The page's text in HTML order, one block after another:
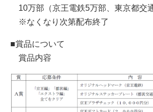
10万部（京王電鉄5万部、東京都交
※なくなり次第配布終了
■賞品について
賞品内容